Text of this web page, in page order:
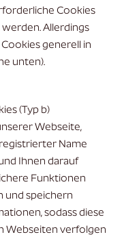
Cookies
Allerdings
generell in
unten).
(Typ b)
Webseite,
Name
Ihnen darauf
Funktionen
und speichern
sodass diese
Webseiten verfolgen